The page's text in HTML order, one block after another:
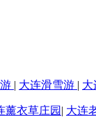
| 大连滑雪游 |
薰衣草庄园 | 大连